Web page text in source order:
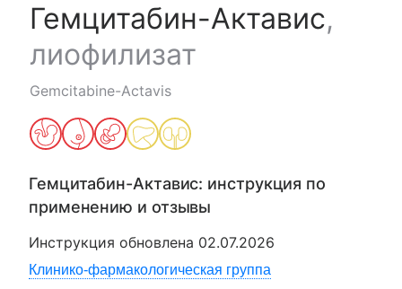
Гемцитабин-Актавис,
лиофилизат
Gemcitabine-Actavis
Гемцитабин-Актавис: инструкция по
применению и отзывы
Инструкция обновлена 02.07.2026
Клинико-фармакологическая группа